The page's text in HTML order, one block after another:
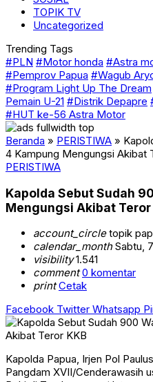
TOPIK TV
Uncategorized
Trending Tags
#PLN #Motor honda #Astra
#Pemprov Papua #Wagub
#Program Light Up The Dream
Pemain U-21 #Distrik Depapre
#HUT ke-56 Astra Motor
Beranda » PERISTIWA »
4 Kampung Mengungsi Akibat
PERISTIWA
Kapolda Sebut Sudah
Mengungsi Akibat Teror
account_circletopik
calendar_monthSabtu,
visibility1.541
comment 0 komentar
print Cetak
Facebook Twitter Whatsapp
Kapolda Papua, Irjen Pol
Pangdam XVII/Cenderawasih